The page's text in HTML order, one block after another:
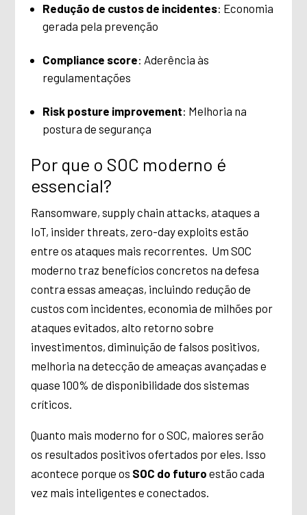
Redução de custos de incidentes: Economia
gerada pela prevenção
Compliance score: Aderência às
regulamentações
Risk posture improvement: Melhoria na
postura de segurança
Por que o SOC moderno é
essencial?
Ransomware, supply chain attacks, ataques a
IoT, insider threats, zero-day exploits estão
entre os ataques mais recorrentes. Um SOC
moderno traz benefícios concretos na defesa
contra essas ameaças, incluindo redução de
custos com incidentes, economia de milhões por
ataques evitados, alto retorno sobre
investimentos, diminuição de falsos positivos,
melhoria na detecção de ameaças avançadas e
quase 100% de disponibilidade dos sistemas
críticos.
Quanto mais moderno for o SOC, maiores serão
os resultados positivos ofertados por eles. Isso
acontece porque os SOC do futuro estão cada
vez mais inteligentes e conectados.